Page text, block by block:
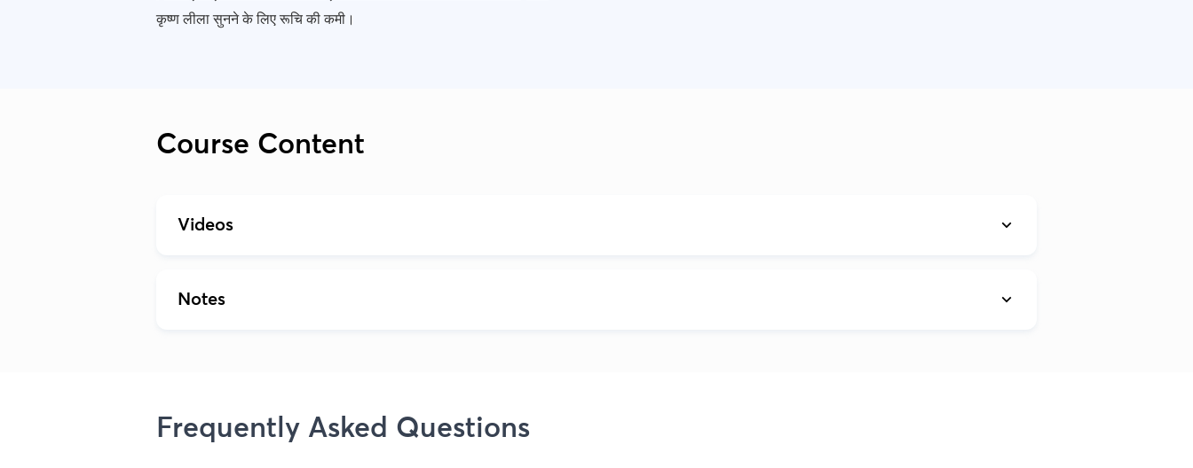
कृष्ण लीला सुनने के लिए रूचि की कमी।
Course Content
Videos
Notes
Frequently Asked Questions